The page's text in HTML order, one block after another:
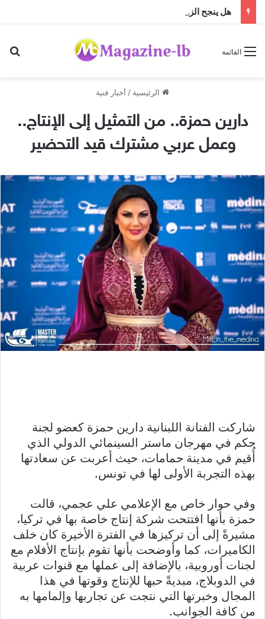
القائمة
الرئيسية / أخبار فنية
دارين حمزة.. من التمثيل إلى الإنتاج..
وعمل عربي مشترك قيد التحضير
شاركت الفنانة اللبنانية دارين حمزة كعضو لجنة
حكم في مهرجان ماستر السينمائي الدولي الذي
أُقيم في مدينة حمامات، حيث أعربت عن سعادتها
بهذه التجربة الأولى لها في تونس.
وفي حوار خاص مع الإعلامي علي عجمي، قالت
حمزة بأنها افتتحت شركة إنتاج خاصة بها في تركيا،
مشيرةً إلى أن تركيزها في الفترة الأخيرة كان خلف
الكاميرات، كما وأوضحت بأنها تقوم بإنتاج الأفلام مع
لجنات أوروبية، بالإضافة إلى عملها مع قنوات عربية
في الدوبلاج، مبديةً حبها للإنتاج وقوتها في هذا
المجال وخبرتها التي نتجت عن تجاربها وإلمامها به
من كافة الجوانب.